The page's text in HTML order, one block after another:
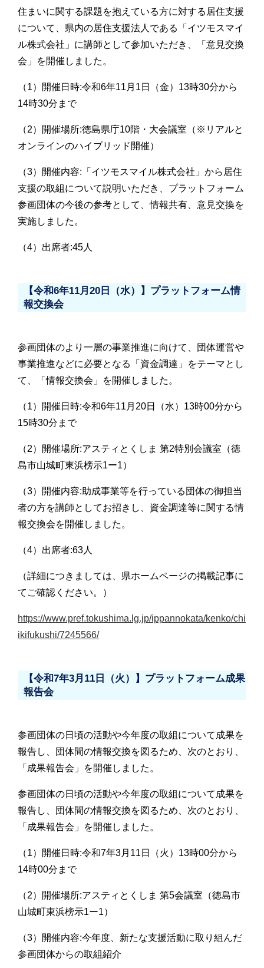
住まいに関する課題を抱えている方に対する居住支援
について、県内の居住支援法人である「イツモスマイ
ル株式会社」に講師として参加いただき、「意見交換
会」を開催しました。
（1）開催日時:令和6年11月1日（金）13時30分から
14時30分まで
（2）開催場所:徳島県庁10階・大会議室（※リアルと
オンラインのハイブリッド開催）
（3）開催内容:「イツモスマイル株式会社」から居住
支援の取組について説明いただき、プラットフォーム
参画団体の今後の参考として、情報共有、意見交換を
実施しました。
（4）出席者:45人
【令和6年11月20日（水）】プラットフォーム情
報交換会
参画団体のより一層の事業推進に向けて、団体運営や
事業推進などに必要となる「資金調達」をテーマとし
て、「情報交換会」を開催しました。
（1）開催日時:令和6年11月20日（水）13時00分から
15時30分まで
（2）開催場所:アスティとくしま 第2特別会議室（徳
島市山城町東浜榜示1ー1）
（3）開催内容:助成事業等を行っている団体の御担当
者の方を講師としてお招きし、資金調達等に関する情
報交換会を開催しました。
（4）出席者:63人
（詳細につきましては、県ホームページの掲載記事に
てご確認ください。）
https://www.pref.tokushima.lg.jp/ippannokata/kenko/chi
ikifukushi/7245566/
【令和7年3月11日（火）】プラットフォーム成果
報告会
参画団体の日頃の活動や今年度の取組について成果を
報告し、団体間の情報交換を図るため、次のとおり、
「成果報告会」を開催しました。
参画団体の日頃の活動や今年度の取組について成果を
報告し、団体間の情報交換を図るため、次のとおり、
「成果報告会」を開催しました。
（1）開催日時:令和7年3月11日（火）13時00分から
14時00分まで
（2）開催場所:アスティとくしま 第5会議室（徳島市
山城町東浜榜示1ー1）
（3）開催内容:今年度、新たな支援活動に取り組んだ
参画団体からの取組紹介